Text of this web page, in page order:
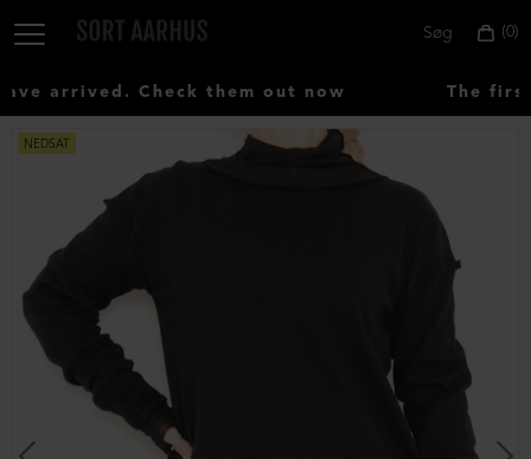
land:
Denmark
0
Søg
arrived. Check them out now The first
NEDSAT